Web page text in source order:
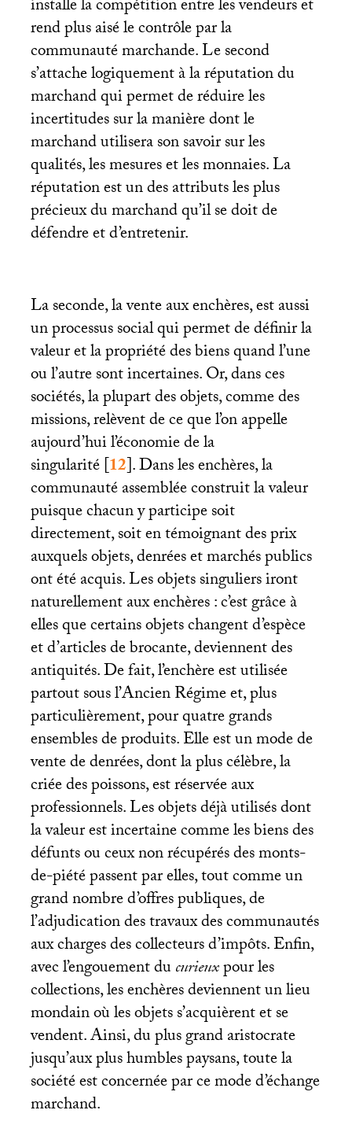
installe la compétition entre les vendeurs et
rend plus aisé le contrôle par la
communauté marchande. Le second
s’attache logiquement à la réputation du
marchand qui permet de réduire les
incertitudes sur la manière dont le
marchand utilisera son savoir sur les
qualités, les mesures et les monnaies. La
réputation est un des attributs les plus
précieux du marchand qu’il se doit de
défendre et d’entretenir.
La seconde, la vente aux enchères, est aussi
un processus social qui permet de définir la
valeur et la propriété des biens quand l’une
ou l’autre sont incertaines. Or, dans ces
sociétés, la plupart des objets, comme des
missions, relèvent de ce que l’on appelle
aujourd’hui l’économie de la
singularité[12]. Dans les enchères, la
communauté assemblée construit la valeur
puisque chacun y participe soit
directement, soit en témoignant des prix
auxquels objets, denrées et marchés publics
ont été acquis. Les objets singuliers iront
naturellement aux enchères : c’est grâce à
elles que certains objets changent d’espèce
et d’articles de brocante, deviennent des
antiquités. De fait, l’enchère est utilisée
partout sous l’Ancien Régime et, plus
particulièrement, pour quatre grands
ensembles de produits. Elle est un mode de
vente de denrées, dont la plus célèbre, la
criée des poissons, est réservée aux
professionnels. Les objets déjà utilisés dont
la valeur est incertaine comme les biens des
défunts ou ceux non récupérés des monts-
de-piété passent par elles, tout comme un
grand nombre d’offres publiques, de
l’adjudication des travaux des communautés
aux charges des collecteurs d’impôts. Enfin,
avec l’engouement ducurieuxpour les
collections, les enchères deviennent un lieu
mondain où les objets s’acquièrent et se
vendent. Ainsi, du plus grand aristocrate
jusqu’aux plus humbles paysans, toute la
société est concernée par ce mode d’échange
marchand.